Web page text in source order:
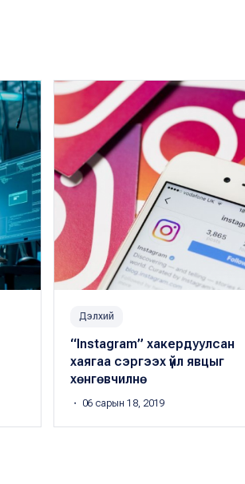
Дэлхий
“Instagram” хакердуулсан
хаягаа сэргээх үйл явцыг
хөнгөвчилнө
・ 06 сарын 18, 2019